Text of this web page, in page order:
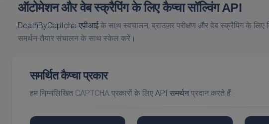
ऑटोमेशन और वेब स्क्रैपिंग के लिए कैप्चा सॉल्विंग API
DeathByCaptcha एपीआईके साथ स्वचालन, ब्राउज़र परीक्षण और वेब स्क्रैपिंग के लिए
समर्थन-तैयार संचालन के साथ स्केल करें।
समर्थित कैप्चा प्रकार
हम निम्नलिखित CAPTCHA प्रकारों के लिए API समर्थन प्रदान करते हैं: